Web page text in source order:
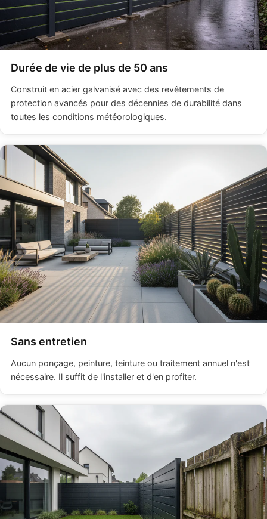
Durée de vie de plus de 50 ans
Construit en acier galvanisé avec des revêtements de
protection avancés pour des décennies de durabilité dans
toutes les conditions météorologiques.
Sans entretien
Aucun ponçage, peinture, teinture ou traitement annuel n'est
nécessaire. Il suffit de l'installer et d'en profiter.